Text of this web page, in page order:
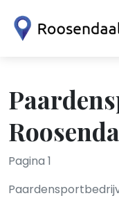
Pagina 1